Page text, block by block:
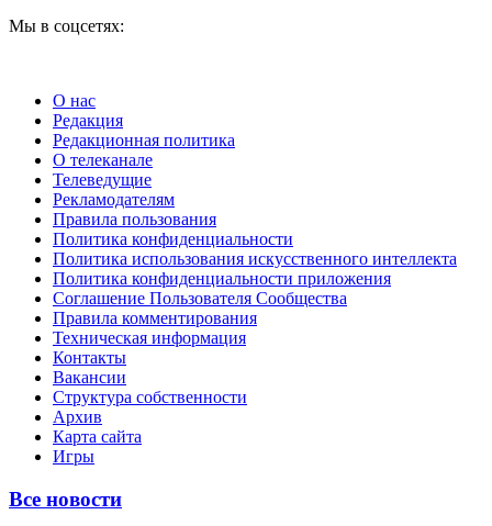
Мы в соцсетях:
О нас
Редакция
Редакционная политика
О телеканале
Телеведущие
Рекламодателям
Правила пользования
Политика конфиденциальности
Политика использования искусственного интеллекта
Политика конфиденциальности приложения
Соглашение Пользователя Сообщества
Правила комментирования
Техническая информация
Контакты
Вакансии
Структура собственности
Архив
Карта сайта
Игры
Все новости